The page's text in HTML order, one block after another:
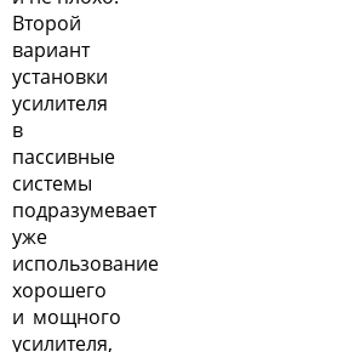
Второй
вариант
установки
усилителя
в
пассивные
системы
подразумевает
уже
использование
хорошего
и мощного
усилителя,